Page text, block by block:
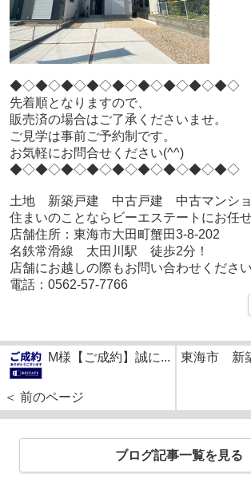
◆◇◆◇◆◇◆◇◆◇◆◇◆◇◆◇◆◇
先着順となりますので、
販売済の場合はご了承くださいませ。
ご見学は事前ご予約制です。
お気軽にお問合せください(^^)
◆◇◆◇◆◇◆◇◆◇◆◇◆◇◆◇◆◇
土地 新築戸建 中古戸建 中古マンシ
住まいのことならビーエステートにお任
店舗住所：東海市大田町蟹田3-8-202
名鉄常滑線 太田川駅 徒歩2分！
店舗にお越しの際もお問い合わせくださ
電話：0562-57-7766
M様【ご成約】誠に...
＜ 前のページ
東海市 新
ブログ記事一覧を見る